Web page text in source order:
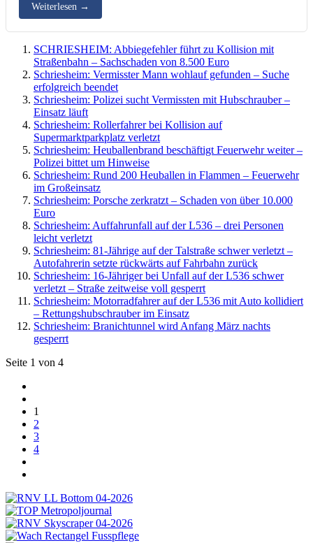
Weiterlesen →
SCHRIESHEIM: Abbiegefehler führt zu Kollision mit
Straßenbahn – Sachschaden von 8.500 Euro
Schriesheim: Vermisster Mann wohlauf gefunden – Suche
erfolgreich beendet
Schriesheim: Polizei sucht Vermissten mit Hubschrauber –
Einsatz läuft
Schriesheim: Rollerfahrer bei Kollision auf
Supermarktparkplatz verletzt
Schriesheim: Heuballenbrand beschäftigt Feuerwehr weiter –
Polizei bittet um Hinweise
Schriesheim: Rund 200 Heuballen in Flammen – Feuerwehr
im Großeinsatz
Schriesheim: Porsche zerkratzt – Schaden von über 10.000
Euro
Schriesheim: Auffahrunfall auf der L536 – drei Personen
leicht verletzt
Schriesheim: 81-Jährige auf der Talstraße schwer verletzt –
Autofahrerin setzte rückwärts auf Fahrbahn zurück
Schriesheim: 16-Jähriger bei Unfall auf der L536 schwer
verletzt – Straße zeitweise voll gesperrt
Schriesheim: Motorradfahrer auf der L536 mit Auto kollidiert
– Rettungshubschrauber im Einsatz
Schriesheim: Branichtunnel wird Anfang März nachts
gesperrt
Seite 1 von 4
1
2
3
4